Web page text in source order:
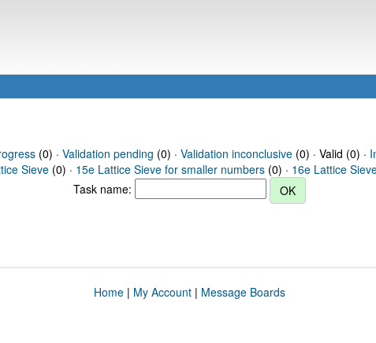
(0) · Validation pending (0) · Validation inconclusive(0) · Valid (0) ·
Sieve (0) · 15e Lattice Sieve for smaller numbers (0) · 16e Lattice
Task name:
Home| My Account| Message Boards